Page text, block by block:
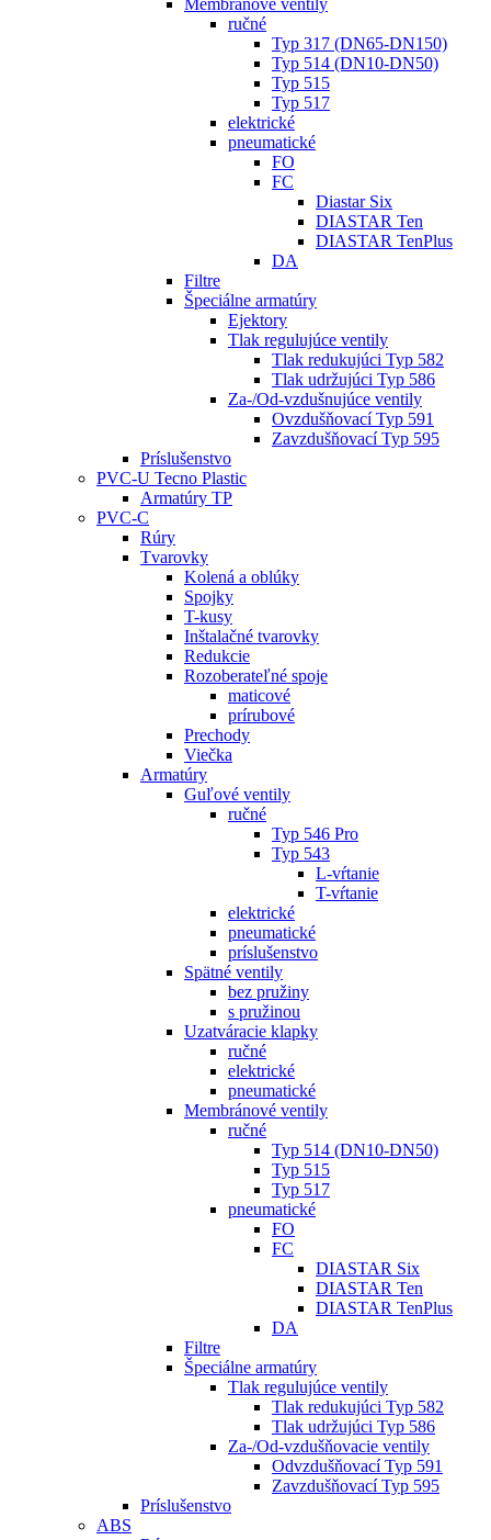
Membránové ventily
ručné
Typ 317 (DN65-DN150)
Typ 514 (DN10-DN50)
Typ 515
Typ 517
elektrické
pneumatické
FO
FC
Diastar Six
DIASTAR Ten
DIASTAR TenPlus
DA
Filtre
Špeciálne armatúry
Ejektory
Tlak regulujúce ventily
Tlak redukujúci Typ 582
Tlak udržujúci Typ 586
Za-/Od-vzdušnujúce ventily
Ovzdušňovací Typ 591
Zavzdušňovací Typ 595
Príslušenstvo
PVC-U Tecno Plastic
Armatúry TP
PVC-C
Rúry
Tvarovky
Kolená a oblúky
Spojky
T-kusy
Inštalačné tvarovky
Redukcie
Rozoberateľné spoje
maticové
prírubové
Prechody
Viečka
Armatúry
Guľové ventily
ručné
Typ 546 Pro
Typ 543
L-vŕtanie
T-vŕtanie
elektrické
pneumatické
príslušenstvo
Spätné ventily
bez pružiny
s pružinou
Uzatváracie klapky
ručné
elektrické
pneumatické
Membránové ventily
ručné
Typ 514 (DN10-DN50)
Typ 515
Typ 517
pneumatické
FO
FC
DIASTAR Six
DIASTAR Ten
DIASTAR TenPlus
DA
Filtre
Špeciálne armatúry
Tlak regulujúce ventily
Tlak redukujúci Typ 582
Tlak udržujúci Typ 586
Za-/Od-vzdušňovacie ventily
Odvzdušňovací Typ 591
Zavzdušňovací Typ 595
Príslušenstvo
ABS